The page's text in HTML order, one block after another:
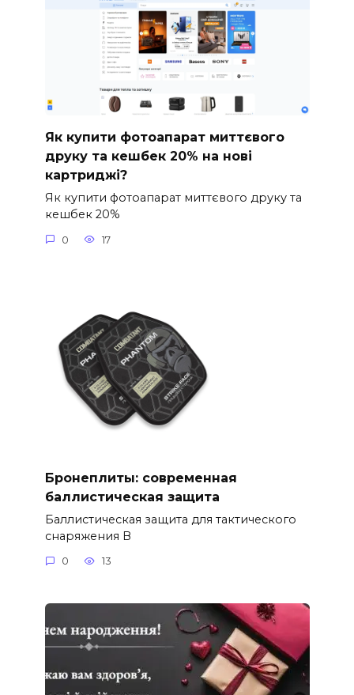
Як купити фотоапарат миттєвого
друку та кешбек 20% на нові
картриджі?
Як купити фотоапарат миттєвого друку та
кешбек 20%
0 17
Бронеплиты: современная
баллистическая защита
Баллистическая защита для тактического
снаряжения В
0 13